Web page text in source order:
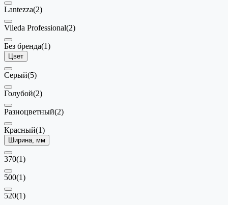
Lantezza(2)
Vileda Professional(2)
Без бренда(1)
Цвет
Серый(5)
Голубой(2)
Разноцветный(2)
Красный(1)
Ширина, мм
370(1)
500(1)
520(1)